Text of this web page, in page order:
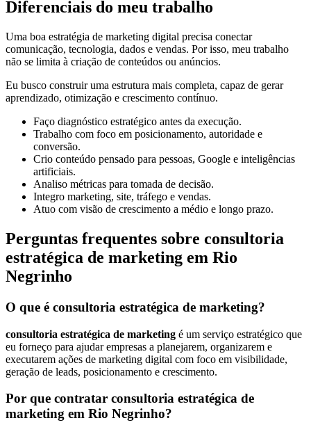
Diferenciais do meu trabalho
Uma boa estratégia de marketing digital precisa conectar
comunicação, tecnologia, dados e vendas. Por isso, meu trabalho
não se limita à criação de conteúdos ou anúncios.
Eu busco construir uma estrutura mais completa, capaz de gerar
aprendizado, otimização e crescimento contínuo.
Faço diagnóstico estratégico antes da execução.
Trabalho com foco em posicionamento, autoridade e
conversão.
Crio conteúdo pensado para pessoas, Google e inteligências
artificiais.
Analiso métricas para tomada de decisão.
Integro marketing, site, tráfego e vendas.
Atuo com visão de crescimento a médio e longo prazo.
Perguntas frequentes sobre consultoria
estratégica de marketing em Rio
Negrinho
O que é consultoria estratégica de marketing?
consultoria estratégica de marketing é um serviço estratégico que
eu forneço para ajudar empresas a planejarem, organizarem e
executarem ações de marketing digital com foco em visibilidade,
geração de leads, posicionamento e crescimento.
Por que contratar consultoria estratégica de
marketing em Rio Negrinho?